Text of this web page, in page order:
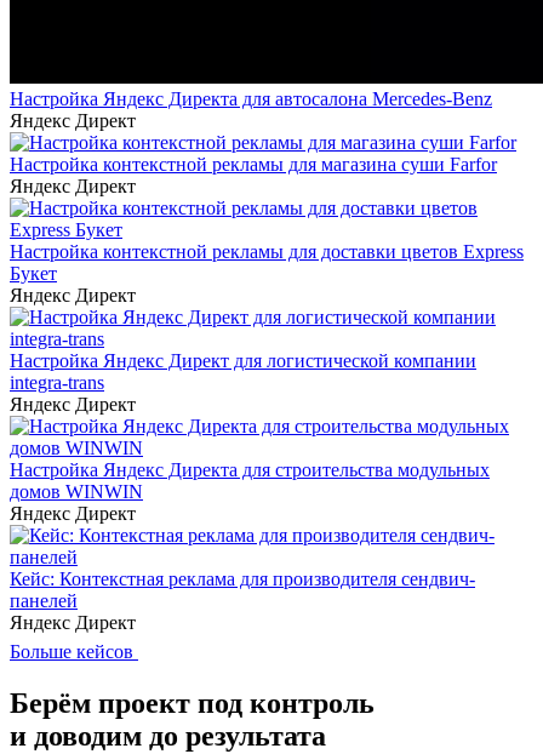
Настройка Яндекс Директа для автосалона Mercedes-Benz
Яндекс Директ
Настройка контекстной рекламы для магазина суши Farfor
Яндекс Директ
Настройка контекстной рекламы для доставки цветов Express
Букет
Яндекс Директ
Настройка Яндекс Директ для логистической компании
integra-trans
Яндекс Директ
Настройка Яндекс Директа для строительства модульных
домов WINWIN
Яндекс Директ
Кейс: Контекстная реклама для производителя сендвич-
панелей
Яндекс Директ
Больше кейсов
Берём проект под контроль
и доводим до результата